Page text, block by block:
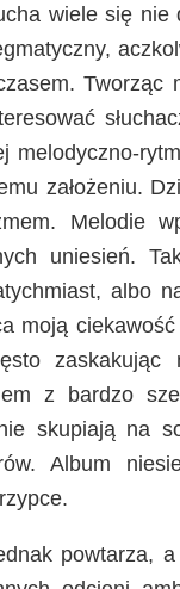
wiele się nie
Tworząc
założeniu.
Melodie
uniesień.
albo
moją
zaskakując
z bardzo
skupiają na
Album
powtarza,